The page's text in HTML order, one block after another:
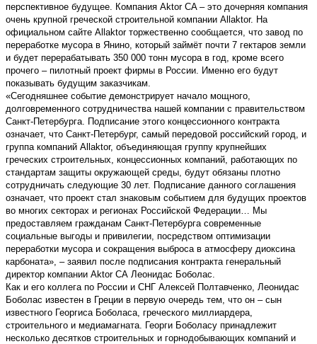
перспективное будущее. Компания Aktor CA – это дочерняя компания
очень крупной греческой строительной компании Allaktor. На
официальном сайте Allaktor торжественно сообщается, что завод по
переработке мусора в Янино, который займёт почти 7 гектаров земли
и будет перерабатывать 350 000 тонн мусора в год, кроме всего
прочего – пилотный проект фирмы в России. Именно его будут
показывать будущим заказчикам.
«Сегодняшнее событие демонстрирует начало мощного,
долговременного сотрудничества нашей компании с правительством
Санкт-Петербурга. Подписание этого концессионного контракта
означает, что Санкт-Петербург, самый передовой российский город, и
группа компаний Allaktor, объединяющая группу крупнейших
греческих строительных, концессионных компаний, работающих по
стандартам защиты окружающей среды, будут обязаны плотно
сотрудничать следующие 30 лет. Подписание данного соглашения
означает, что проект стал знаковым событием для будущих проектов
во многих секторах и регионах Российской Федерации… Мы
предоставляем гражданам Санкт-Петербурга современные
социальные выгоды и привилегии, посредством оптимизации
переработки мусора и сокращения выброса в атмосферу диоксина
карбоната», – заявил после подписания контракта генеральный
директор компании Aktor СА Леонидас Боболас.
Как и его коллега по России и СНГ Алексей Полтавченко, Леонидас
Боболас известен в Греции в первую очередь тем, что он – сын
известного Георгиса Боболаса, греческого миллиардера,
строительного и медиамагната. Георги Боболасу принадлежит
несколько десятков строительных и горнодобывающих компаний и